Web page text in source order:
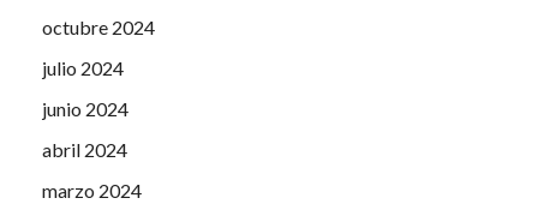
octubre 2024
julio 2024
junio 2024
abril 2024
marzo 2024